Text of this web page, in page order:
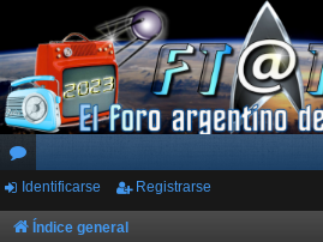
or
os
Identificarse Registrarse
Índice general